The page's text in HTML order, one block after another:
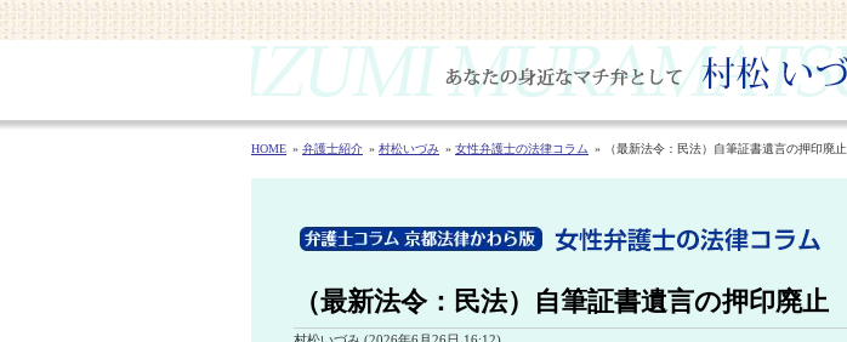
HOME 弁護士紹介 村松いづみ 女性弁護士の法律コラム （最新法令：民法）自筆証書遺言の押印廃止
（最新法令：民法）自筆証書遺言の押印廃止